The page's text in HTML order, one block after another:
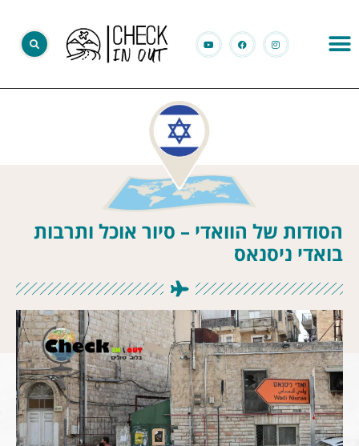
הסודות של הוואדי – סיור אוכל ותרבות
בואדי ניסנאס